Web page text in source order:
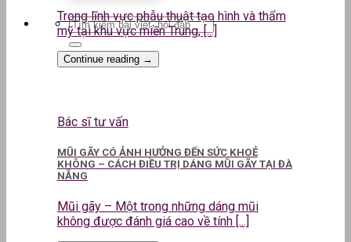
Trong lĩnh vực phẫu thuật tạo hình và thẩm
mỹ tại khu vực miền Trung, [...]
Continue reading →
Bác sĩ tư vấn
MŨI GÃY CÓ ẢNH HƯỞNG ĐẾN SỨC KHOẺ
KHÔNG – CÁCH ĐIỀU TRỊ DÁNG MŨI GÃY TẠI ĐÀ
NẴNG
Mũi gãy – Một trong những dáng mũi
không được đánh giá cao về tính [...]